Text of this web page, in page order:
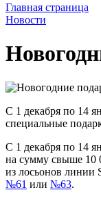
Главная страница
Новости
С 1 декабря по 14
специальные
С 1 декабря по 14
на сумму свыше
из лосьонов линии
№61 или №63.